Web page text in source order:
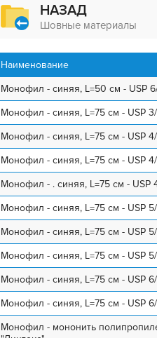
НАЗАД
Шовные материалы
Наименование
Монофил - синяя, L=50 см - USP
Монофил - синяя, L=75 см - USP
Монофил - синяя, L=75 см - USP
Монофил - синяя, L=75 см - USP
Монофил - . синяя, L=75 см - USP
Монофил - синяя, L=75 см - USP
Монофил - синяя, L=75 см - USP
Монофил - синяя, L=75 см - USP
Монофил - синяя, L=75 см - USP
Монофил - синяя, L=75 см - USP
Монофил - мононить